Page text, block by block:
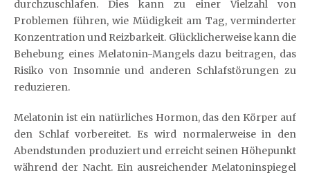
durchzuschlafen. Dies kann zu einer Vielzahl von
Problemen führen, wie Müdigkeit am Tag, verminderter
Konzentration und Reizbarkeit. Glücklicherweise kann die
Behebung eines Melatonin-Mangels dazu beitragen, das
Risiko von Insomnie und anderen Schlafstörungen zu
reduzieren.
Melatonin ist ein natürliches Hormon, das den Körper auf
den Schlaf vorbereitet. Es wird normalerweise in den
Abendstunden produziert und erreicht seinen Höhepunkt
während der Nacht. Ein ausreichender Melatoninspiegel